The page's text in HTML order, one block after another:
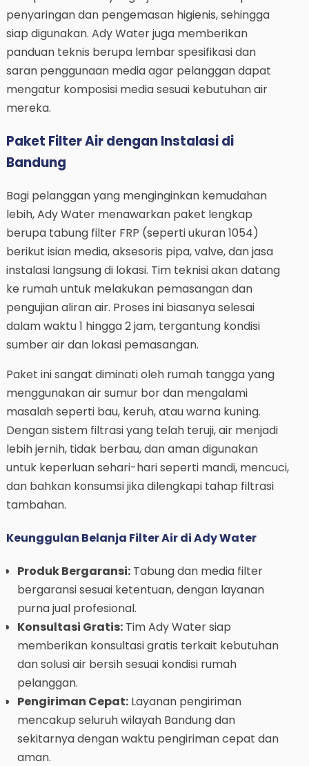
penyaringan dan pengemasan higienis, sehingga
siap digunakan. Ady Water juga memberikan
panduan teknis berupa lembar spesifikasi dan
saran penggunaan media agar pelanggan dapat
mengatur komposisi media sesuai kebutuhan air
mereka.
Paket Filter Air dengan Instalasi di
Bandung
Bagi pelanggan yang menginginkan kemudahan
lebih, Ady Water menawarkan paket lengkap
berupa tabung filter FRP (seperti ukuran 1054)
berikut isian media, aksesoris pipa, valve, dan jasa
instalasi langsung di lokasi. Tim teknisi akan datang
ke rumah untuk melakukan pemasangan dan
pengujian aliran air. Proses ini biasanya selesai
dalam waktu 1 hingga 2 jam, tergantung kondisi
sumber air dan lokasi pemasangan.
Paket ini sangat diminati oleh rumah tangga yang
menggunakan air sumur bor dan mengalami
masalah seperti bau, keruh, atau warna kuning.
Dengan sistem filtrasi yang telah teruji, air menjadi
lebih jernih, tidak berbau, dan aman digunakan
untuk keperluan sehari-hari seperti mandi, mencuci,
dan bahkan konsumsi jika dilengkapi tahap filtrasi
tambahan.
Keunggulan Belanja Filter Air di Ady Water
Produk Bergaransi:Tabung dan media filter
bergaransi sesuai ketentuan, dengan layanan
purna jual profesional.
Konsultasi Gratis:Tim Ady Water siap
memberikan konsultasi gratis terkait kebutuhan
dan solusi air bersih sesuai kondisi rumah
pelanggan.
Pengiriman Cepat:Layanan pengiriman
mencakup seluruh wilayah Bandung dan
sekitarnya dengan waktu pengiriman cepat dan
aman.